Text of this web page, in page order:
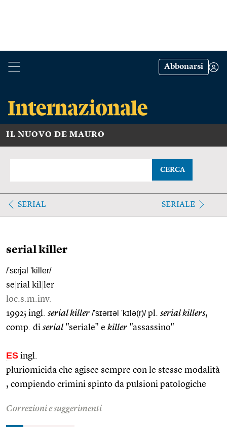
Abbonarsi
IL NUOVO DE MAURO
CERCA
SERIAL SERIALE
serial killer
/'sɛrjal 'killer/
se rial kil ler
loc.s.m.inv.
1992; ingl. serial killer /'sɪərɪəl 'kɪlə(r)/pl. serial killers,
comp. di serial "seriale" e killer "assassino"
ES ingl.
pluriomicida che agisce sempre con le stesse modalità
, compiendo crimini spinto da pulsioni patologiche
Correzioni e suggerimenti